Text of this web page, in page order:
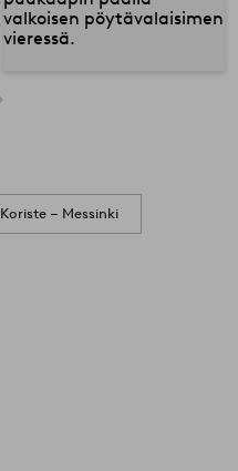
Koriste – Messinki